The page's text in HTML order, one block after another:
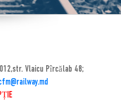
Vlaicu Pîrcălab 48;